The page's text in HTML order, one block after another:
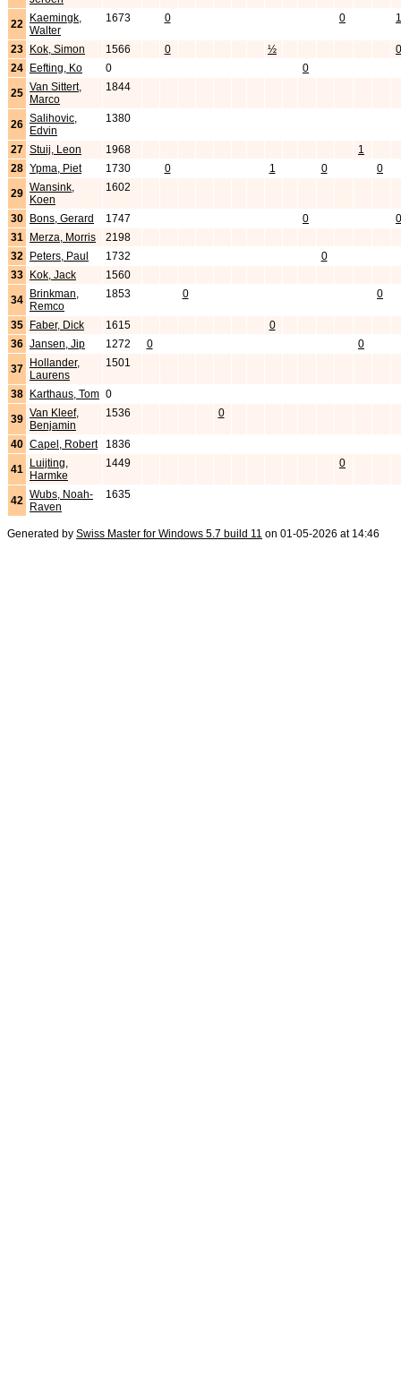
22
Kaemingk,
Walter
1673 0 0 1
23 Kok, Simon 1566 0 ½
0
24
Eefting, Ko 0
0
25 Van Sittert,
Marco
1844
26 Salihovic,
Edvin
1380
27 Stuij, Leon 1968
1
28 Ypma, Piet 1730 0 1 0
0
29 Wansink,
Koen
1602
30 Bons, Gerard 1747 0
0
31
Merza, Morris
2198
32
Peters, Paul 1732
0
33
Kok, Jack
1560
34
Brinkman,
Remco
1853 0 0
35 Faber, Dick 1615
0
36 Jansen, Jip 1272 0
0
37
Hollander,
Laurens
1501
38 Karthaus, Tom 0
39 Van Kleef,
Benjamin
1536 0
40 Capel, Robert
1836
41
Luijting,
Harmke
1449 0
42 Wubs, Noah-
Raven
1635
Generated by Swiss Master for Windows 5.7 build 11 on 01-05-2026 at 14:46